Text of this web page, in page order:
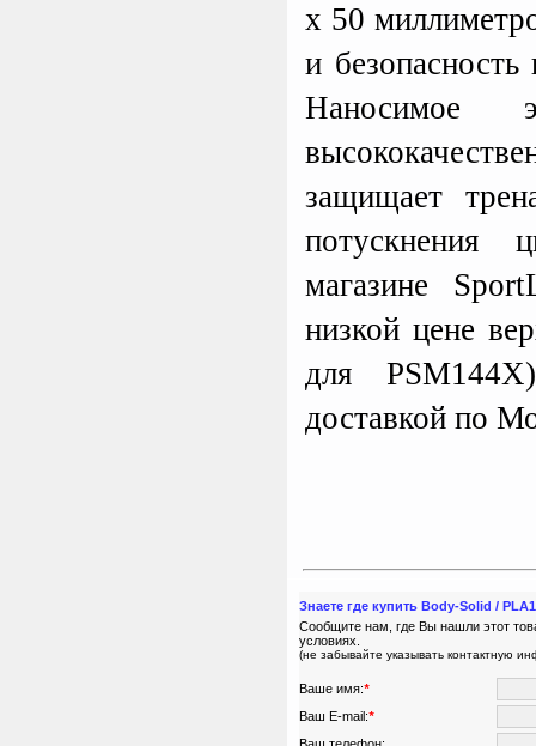
х 50
и
Наносимое
защищает
потускнения
магазине
низкой цене
для
доставкой по
Знаете где купить Body-Solid /
Сообщите нам, где Вы нашли этот
условиях.
(не забывайте указывать контактную
Ваше имя:*
Ваш E-mail:*